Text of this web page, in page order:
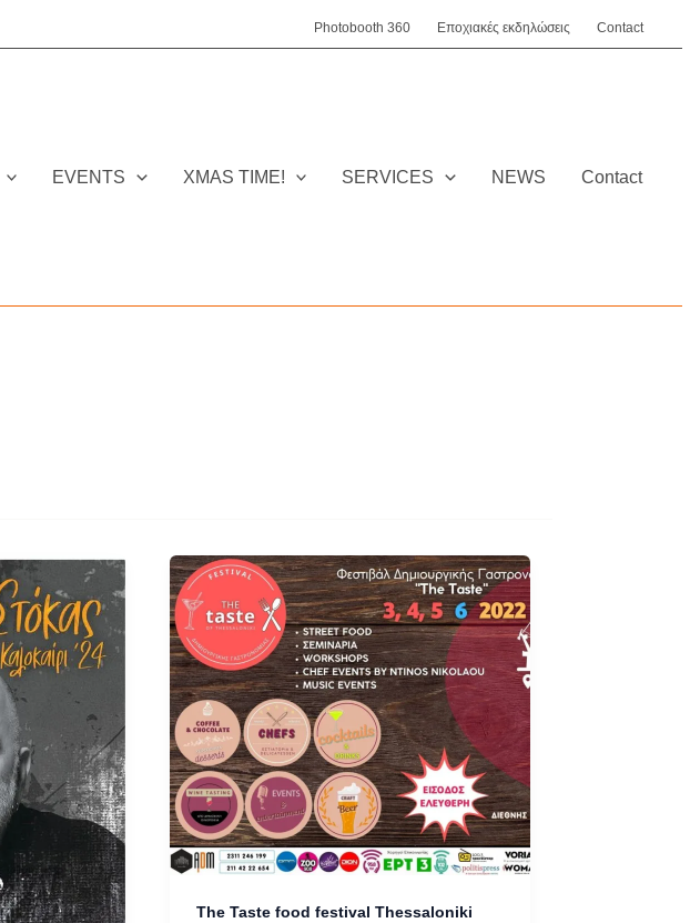
Photobooth 360 Εποχιακές εκδηλώσεις Contact
EVENTS XMAS TIME! SERVICES NEWS Contact
Τhe Taste food festival Τhessaloniki